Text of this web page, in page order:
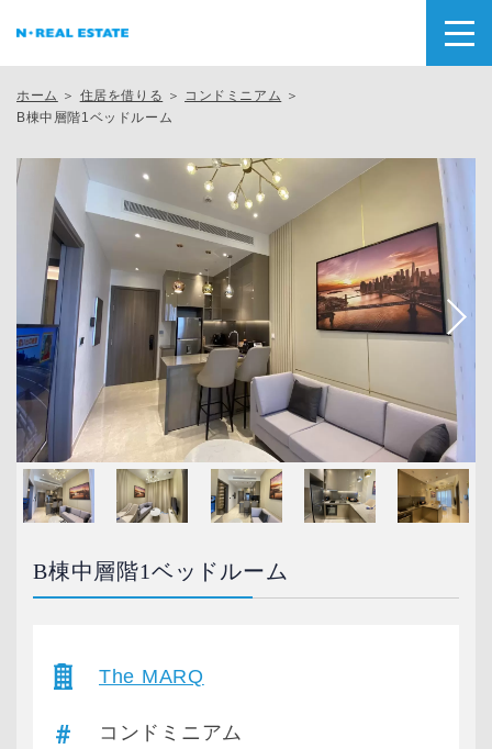
ホーム ＞ 住居を借りる ＞ コンドミニアム ＞
B棟中層階1ベッドルーム
B棟中層階1ベッドルーム
The MARQ
コンドミニアム